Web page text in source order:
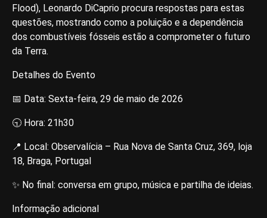
Flood), Leonardo DiCaprio procura respostas para estas
questões, mostrando como a poluição e a dependência
dos combustíveis fósseis estão a comprometer o futuro
da Terra.
Detalhes do Evento
📅 Data: Sexta-feira, 29 de maio de 2026
🕤 Hora: 21h30
📍 Local: Observalícia – Rua Nova de Santa Cruz, 369, loja
18, Braga, Portugal
✨ No final: conversa em grupo, música e partilha de ideias.
Informação adicional